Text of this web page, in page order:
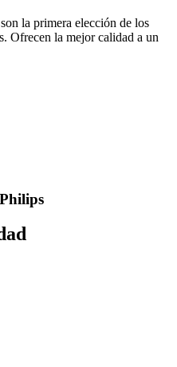
la primera elección de los
Ofrecen la mejor calidad a un